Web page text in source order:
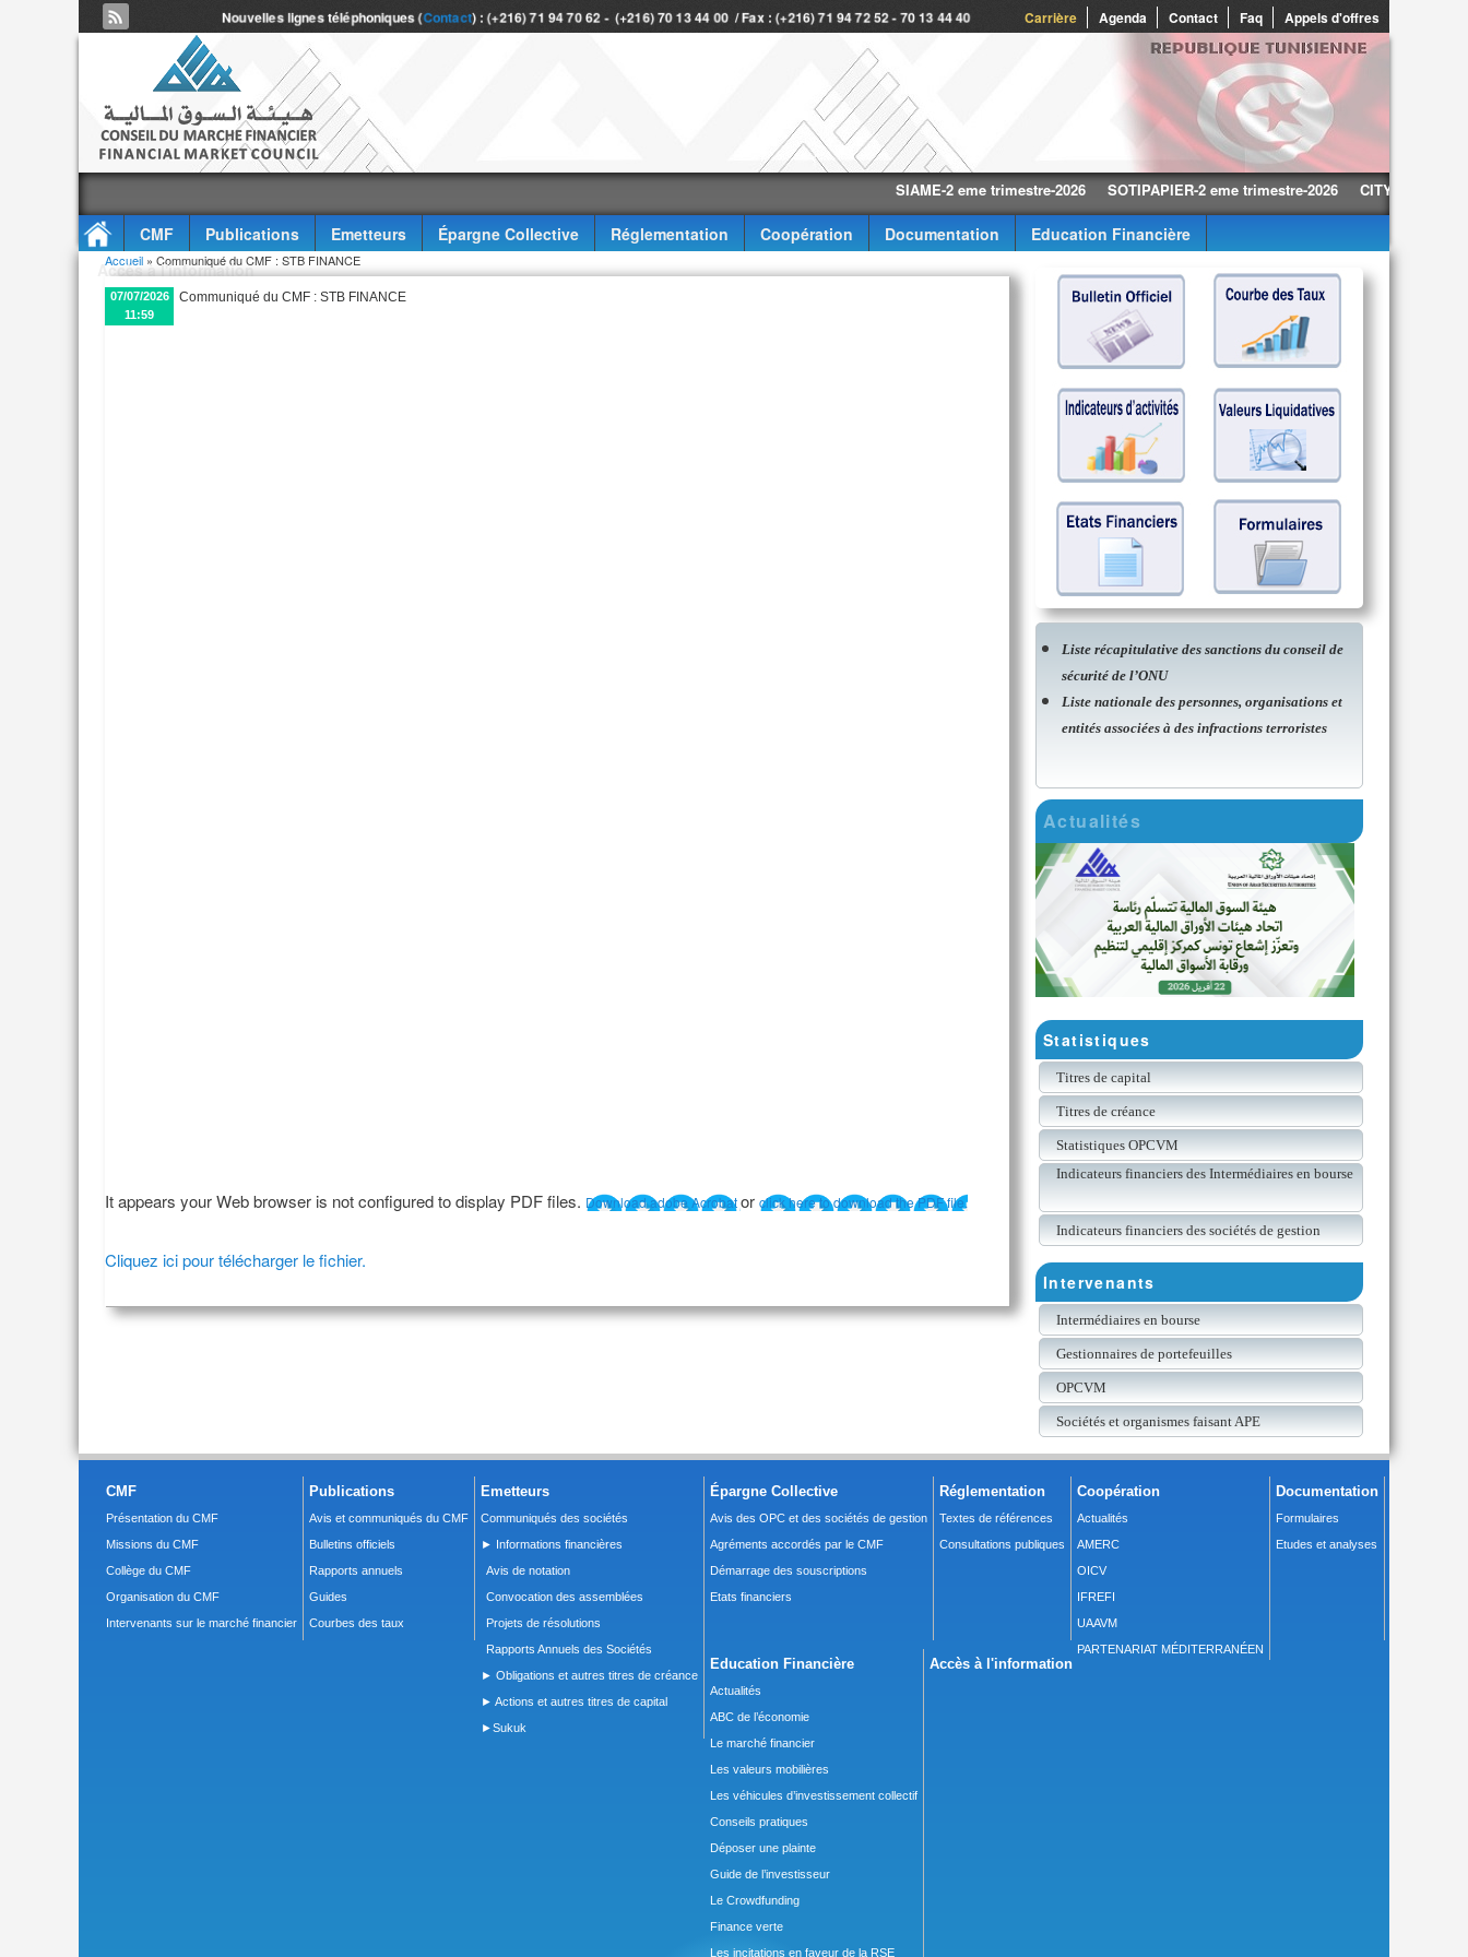
Carrière Agenda Contact Faq Appels d'offres
Nouvelles lignes téléphoniques (Contact) : (+216) 71 94 70 62 - (+216) 70 13 44 00 / Fax : (+216) 71 94 72 52 - 70 13 44 40
SIAME-2 eme trimestre-2026 SOTIPAPIER-2 eme trimestre-2026 CITY CARS-2 eme
CMF Publications Emetteurs Épargne Collective Réglementation Coopération Documentation
Education Financière
Accès à l'information
Vous êtes ici
Accueil » Communiqué du CMF : STB FINANCE
07/07/2026
11:59
Communiqué du CMF : STB FINANCE
It appears your Web browser is not configured to display PDF files. Download adobe Acrobator click here to download the PDF file.
Cliquez ici pour télécharger le fichier.
Liste récapitulative des sanctions du conseil de
sécurité de l’ONU
Liste nationale des personnes, organisations et
entités associées à des infractions terroristes
Actualités
Statistiques
Titres de capital
Titres de créance
Statistiques OPCVM
Indicateurs financiers des Intermédiaires en bourse
Indicateurs financiers des sociétés de gestion
Intervenants
Intermédiaires en bourse
Gestionnaires de portefeuilles
OPCVM
Sociétés et organismes faisant APE
CMF
Présentation du CMF
Missions du CMF
Collège du CMF
Organisation du CMF
Intervenants sur le marché financier
Publications
Avis et communiqués du CMF
Bulletins officiels
Rapports annuels
Guides
Courbes des taux
Emetteurs
Communiqués des sociétés
► Informations financières
Avis de notation
Convocation des assemblées
Projets de résolutions
Rapports Annuels des Sociétés
► Obligations et autres titres de créance
► Actions et autres titres de capital
►Sukuk
Épargne Collective
Avis des OPC et des sociétés de gestion
Agréments accordés par le CMF
Démarrage des souscriptions
Etats financiers
Réglementation
Textes de références
Consultations publiques
Coopération
Actualités
AMERC
OICV
IFREFI
UAAVM
PARTENARIAT MÉDITERRANÉEN
Documentation
Formulaires
Etudes et analyses
Education Financière
Actualités
ABC de l’économie
Le marché financier
Les valeurs mobilières
Les véhicules d’investissement collectif
Conseils pratiques
Déposer une plainte
Guide de l’investisseur
Le Crowdfunding
Finance verte
Les incitations en faveur de la RSE
Accès à l'information